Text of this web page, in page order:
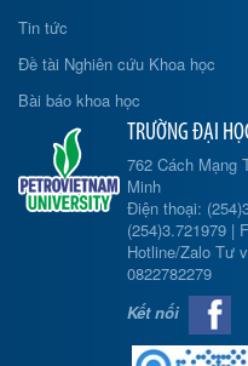
Tin tức
Đề tài Nghiên cứu Khoa học
Bài báo khoa học
TRƯỜNG ĐẠI
762 Cách Mạng
Minh
Điện thoại:
(254)3.721979 |
Hotline/Zalo Tư
0822782279
Kết nối